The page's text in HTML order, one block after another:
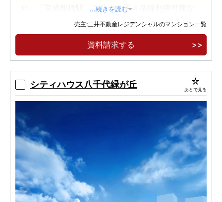
分、「京成船橋駅」２分の２駅４路線利用可能な
東武百貨店・シャポー船橋等、徒歩５分圏内に
...続きを読む
売主:三井不動産レジデンシャルのマンション一覧
資料請求する
シティハウス八千代緑が丘 あとで見る